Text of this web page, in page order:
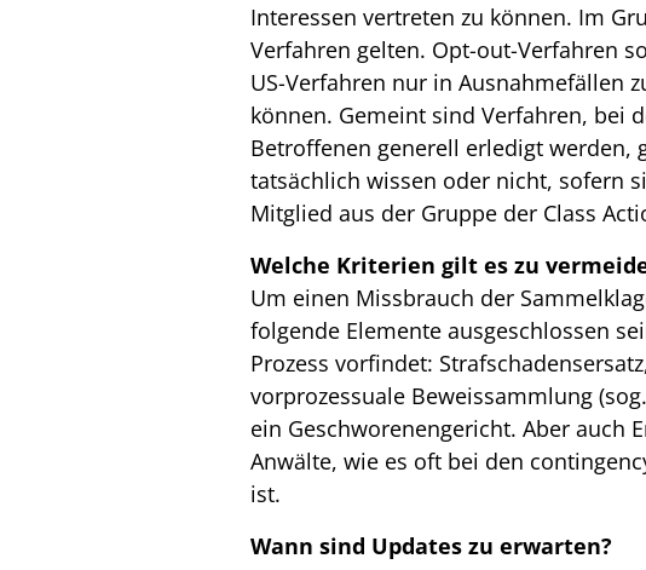
Interessen vertreten zu können. Im
Verfahren gelten. Opt-out-Verfahren
US-Verfahren nur in Ausnahmefällen
können. Gemeint sind Verfahren, bei
Betroffenen generell erledigt werden,
tatsächlich wissen oder nicht, sofern
Mitglied aus der Gruppe der Class
Welche Kriterien gilt es zu
Um einen Missbrauch der
folgende Elemente ausgeschlossen
Prozess vorfindet:
vorprozessuale Beweissammlung
ein Geschworenengericht. Aber auch
Anwälte, wie es oft bei den
ist.
Wann sind Updates zu erwarten?